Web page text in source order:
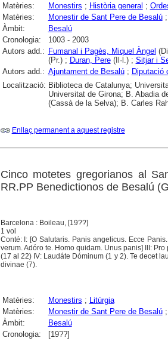
Matèries: Monestirs ; Història general ;
Matèries:
Monestir de Sant Pere de Besalú;
Àmbit:
Besalú
Cronologia:
1003 - 2003
Autors add.: Fumanal i Pagès, Miquel Àngel
(Pr.) ; Duran, Pere(Il·l.) ; Sitjar i
Autors add.: Ajuntament de Besalú; Diputació
Localització: Biblioteca de Catalunya;
Universitat de Girona; B. Abadia
(Cassà de la Selva); B. Carles
Enllaç permanent a aquest registre
Cinco motetes gregorianos al
RR.PP Benedictionos de Besalú
Barcelona : Boileau, [19??]
1 vol
Conté: I: [O Salutaris. Panis angelicus. Ecce
verum. Adóro te. Homo quidam. Unus panis] III:
(17 al 22) IV: Laudáte Dóminum (1 y 2). Te decet
divinae (7).
Matèries: Monestirs ;
Litúrgia
Matèries:
Monestir de Sant Pere de Besalú;
Àmbit:
Besalú
Cronologia:
[19??]